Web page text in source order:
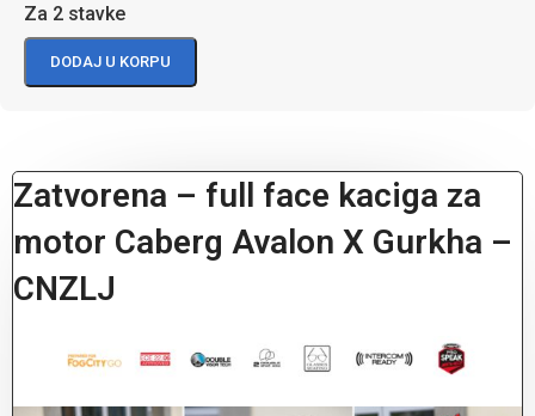
Za 2 stavke
DODAJ U KORPU
Zatvorena – full face kaciga za
motor Caberg Avalon X Gurkha –
CNZLJ